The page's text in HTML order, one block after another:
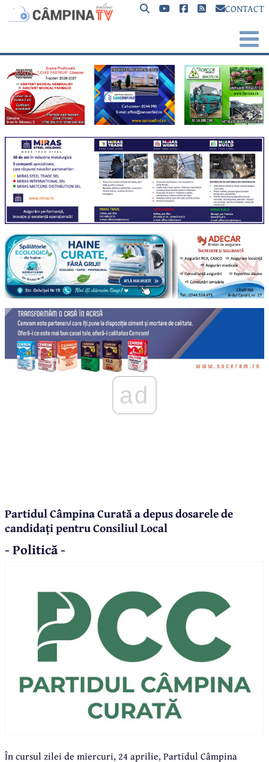
CONTACT
ad
Partidul Câmpina Curată a depus dosarele de
candidați pentru Consiliul Local
- Politică -
În cursul zilei de miercuri, 24 aprilie, Partidul Câmpina